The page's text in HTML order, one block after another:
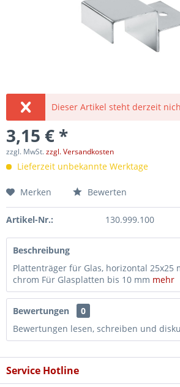
Dieser Artikel steht derzeit
3,15 € *
zzgl. MwSt.zzgl. Versandkosten
Lieferzeit unbekannte Werktage
Merken Bewerten
Artikel-Nr.: 130.999.100
Beschreibung
Plattenträger für Glas, horizontal 25x25
chrom Für Glasplatten bis 10 mm mehr
Bewertungen
0
Bewertungen lesen, schreiben und
Service Hotline